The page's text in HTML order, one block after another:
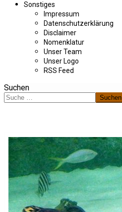
Sonstiges
Impressum
Datenschutzerklärung
Disclaimer
Nomenklatur
Unser Team
Unser Logo
RSS Feed
Suchen
Suchen